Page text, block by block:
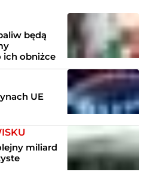
będą
ich obniżce
UE
miliard